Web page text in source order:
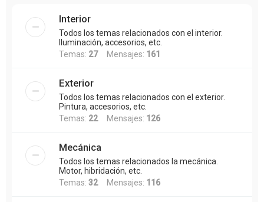
Interior
Todos los temas relacionados con el interior.
Iluminación, accesorios, etc.
Temas: 27Mensajes: 161
Exterior
Todos los temas relacionados con el exterior.
Pintura, accesorios, etc.
Temas: 22Mensajes: 126
Mecánica
Todos los temas relacionados la mecánica.
Motor, hibridación, etc.
Temas: 32Mensajes: 116